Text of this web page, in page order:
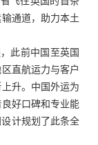
通道，助力本土
此前中国至英国
直航运力与客户
升。中国外运为
好口碑和专业能
计规划了此条全